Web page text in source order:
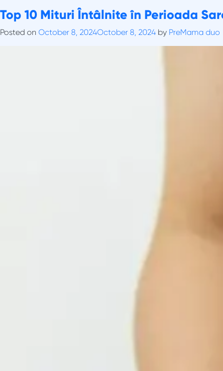
to
content
Tag:mituri sarcină
Top 10 Mituri Întâlnite în Perioada
Posted on October 8, 2024October 8, 2024 by PreMama duo